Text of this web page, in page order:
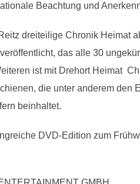
Beachtung und
dreiteilige Chronik
das alle 30
ist mit Drehort Heimat 
die unter anderem den
beinhaltet.
DVD-Edition zum